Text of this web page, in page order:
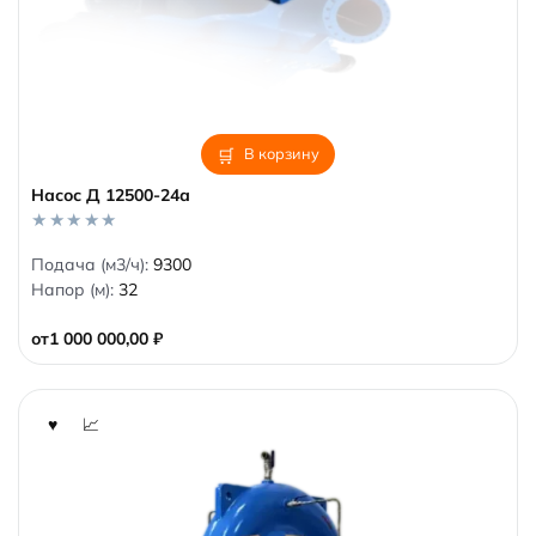
В корзину
Насос Д 12500-24а
от1 000 000,00 ₽
0
o
u
f
5
Подача (м3/ч): 9300
Напор (м): 32